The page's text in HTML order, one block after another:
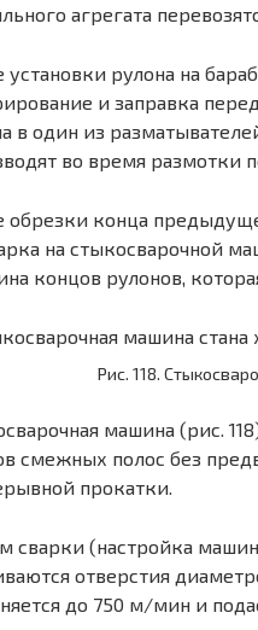
агрегата
установки рулона на
и заправка
в один из
во время размотки
обрезки конца
на стыкосварочной
концов рулонов,
Рис. 118.
машина (рис.
смежных полос без
прокатки.
сварки (настройка
отверстия
до 750 м/мин и